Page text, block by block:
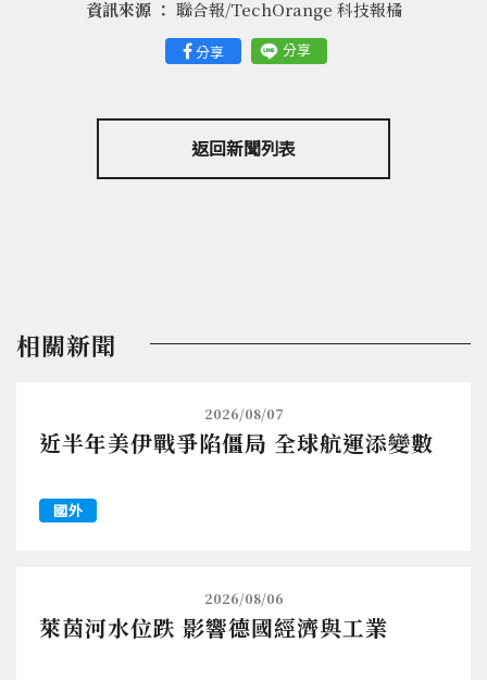
分享 分享
資訊來源 ： 聯合報/TechOrange 科技報橘
返回新聞列表
相關新聞
2026/08/07
近半年美伊戰爭陷僵局 全球航運添變數
國外
2026/08/06
萊茵河水位跌 影響德國經濟與工業